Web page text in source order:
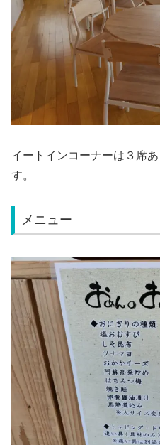
イートインコーナーは３席
す。
メニュー